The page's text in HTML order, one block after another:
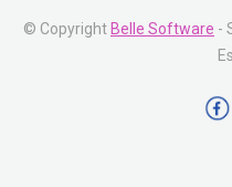
© Copyright Belle Software -